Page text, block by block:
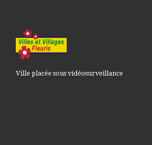
Ville placée sous vidéosurveillance